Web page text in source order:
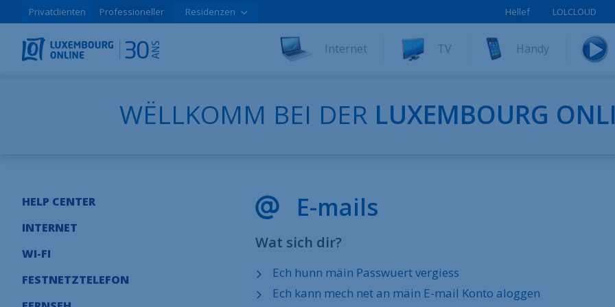
Privatclienten Professioneller Residenzen Hëllef LOLCLOUD
Internet TV Handy
WËLLKOMM BEI DER LUXEMBOURG
HELP CENTER
INTERNET
WI-FI
FESTNETZTELEFON
E-mails
Wat sich dir?
Ech hunn mäin Passwuert vergiess
Ech kann mech net an mäin E-mail Konto aloggen